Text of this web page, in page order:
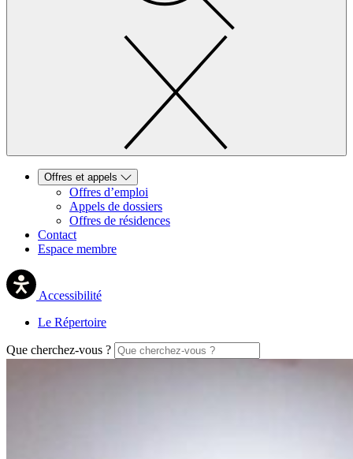
Offres et appels
Offres d’emploi
Appels de dossiers
Offres de résidences
Contact
Espace membre
Accessibilité
Le Répertoire
Que cherchez-vous ?